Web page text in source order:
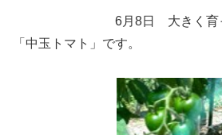
6月8日 大きく育って
「中玉トマト」です。